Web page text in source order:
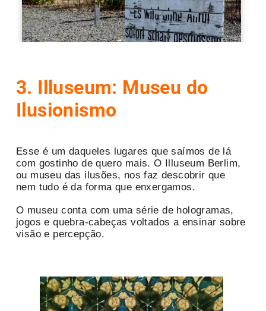
3. Illuseum: Museu do
Ilusionismo
Esse é um daqueles lugares que saímos de lá
com gostinho de quero mais. O Illuseum Berlim,
ou museu das ilusões, nos faz descobrir que
nem tudo é da forma que enxergamos.
O museu conta com uma série de hologramas,
jogos e quebra-cabeças voltados a ensinar sobre
visão e percepção.